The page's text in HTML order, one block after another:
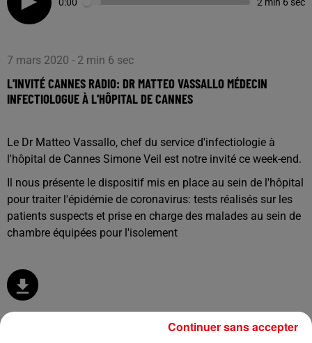
7 mars 2020 - 2 min 6 sec
L'INVITÉ CANNES RADIO: DR MATTEO VASSALLO MÉDECIN
INFECTIOLOGUE À L'HÔPITAL DE CANNES
Le Dr Matteo Vassallo, chef du service d'infectiologie à
l'hôpital de Cannes Simone Veil est notre invité ce week-end.
Il nous présente le dispositif mis en place au sein de l'hôpital
pour traiter l'épidémie de coronavirus: tests réalisés sur les
patients suspects et prise en charge des malades au sein de
chambre équipées pour l'isolement
Continuer sans accepter